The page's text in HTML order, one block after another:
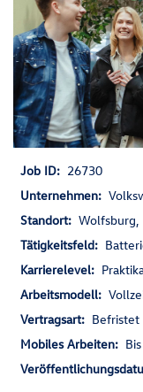
Job ID: 26730
Unternehmen:
Standort: Wolfsburg,
Tätigkeitsfeld:
Karrierelevel:
Arbeitsmodell:
Vertragsart: Befristet
Mobiles Arbeiten: